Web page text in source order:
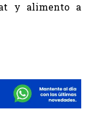
y alimento a